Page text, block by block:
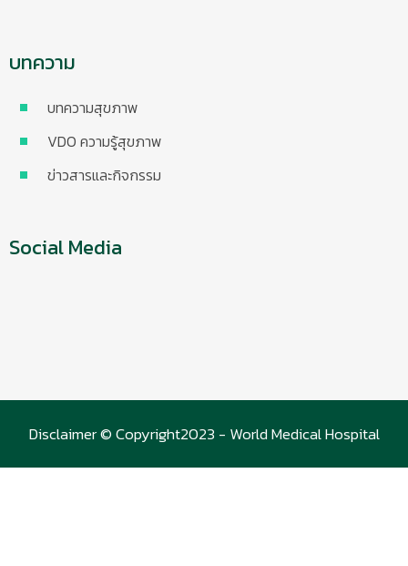
บทความ
บทความสุขภาพ
VDO ความรู้สุขภาพ
ข่าวสารและกิจกรรม
Social Media
Disclaimer © Copyright2023 - World Medical Hospital